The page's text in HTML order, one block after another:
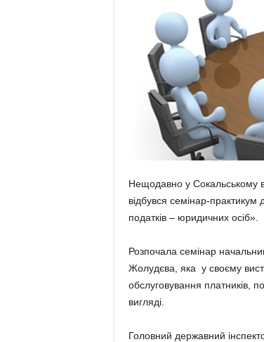
Нещодавно у Сокальському
відбувся семінар-практикум
податків – юридичних осіб».
Розпочала семінар
Жолудєва, яка у своєму
обслуговування платників,
вигляді.
Головний державний